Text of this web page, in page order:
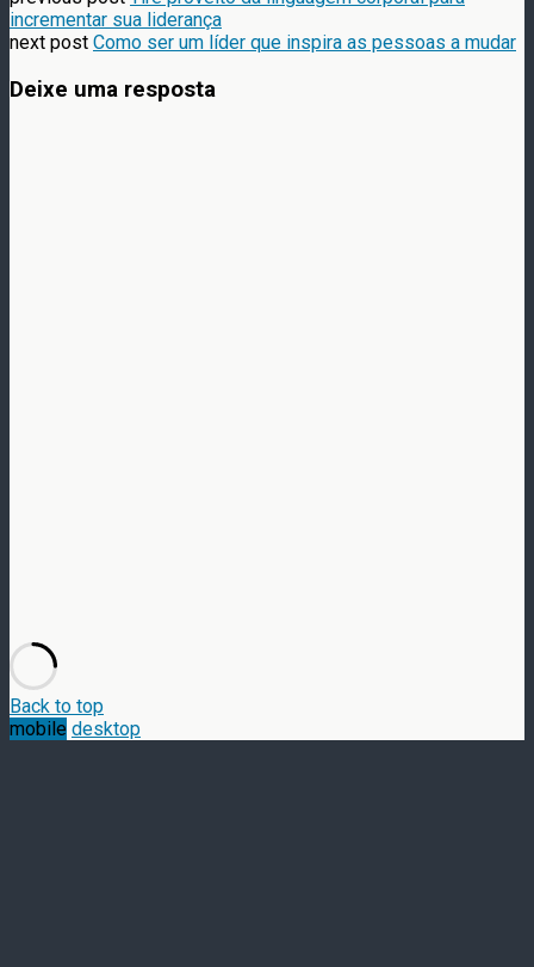
incrementar sua liderança
next post Como ser um líder que inspira as pessoas a mudar
Deixe uma resposta
Back to top
mobile desktop